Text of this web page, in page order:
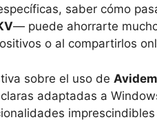
saber cómo
— puede ahorrarte
o al compartirlos
sobre el uso de
adaptadas a